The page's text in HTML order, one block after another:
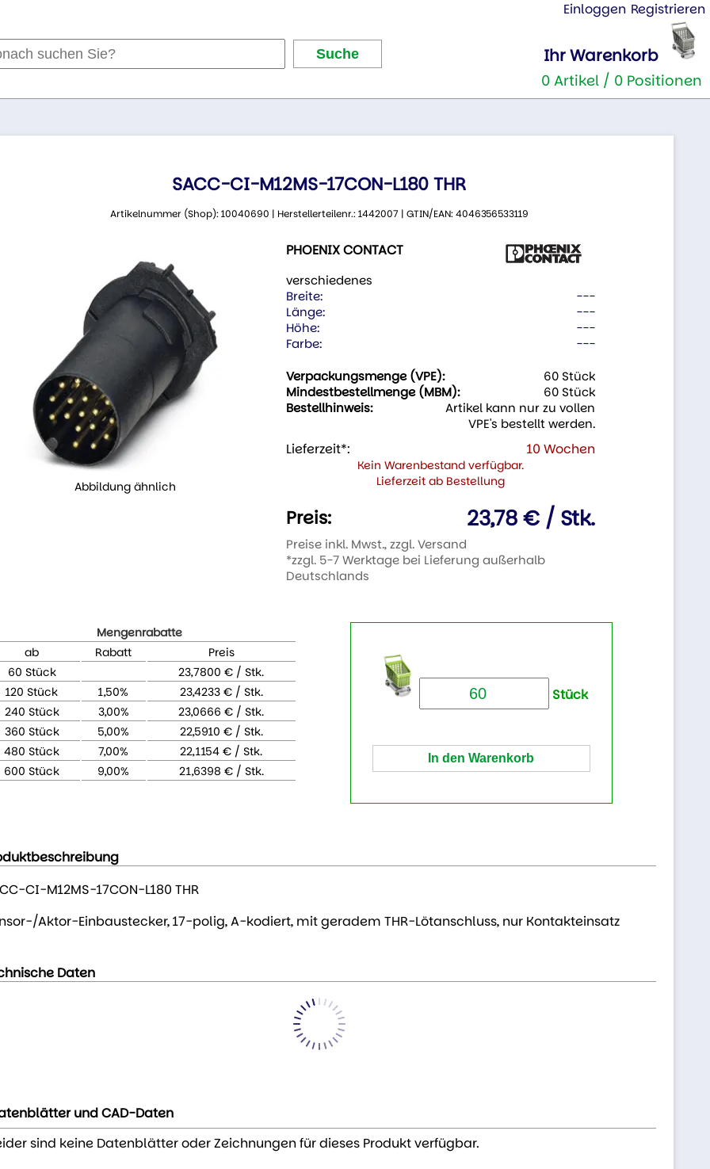
Einloggen Registrieren
Ihr Warenkorb
0 Artikel / 0 Positionen
SACC-CI-M12MS-17CON-L180 THR
Artikelnummer (Shop): 10040690 | Herstellerteilenr.: 1442007 | GTIN/EAN: 4046356533119
Abbildung ähnlich
PHOENIX CONTACT
verschiedenes
Breite:
---
Länge:
---
Höhe:
---
Farbe:
---
Verpackungsmenge (VPE):
60 Stück
Mindestbestellmenge (MBM):
60 Stück
Bestellhinweis:
Artikel kann nur zu vollen
VPE's bestellt werden.
Lieferzeit*: 10 Wochen
Kein Warenbestand verfügbar.
Lieferzeit ab Bestellung
Preis: 23,78 € / Stk.
Preise inkl. Mwst., zzgl. Versand
*zzgl. 5-7 Werktage bei Lieferung außerhalb
Deutschlands
Mengenrabatte
ab
Rabatt
Preis
60 Stück
23,7800 € / Stk.
120 Stück
1,50%
23,4233 € / Stk.
240 Stück
3,00%
23,0666 € / Stk.
360 Stück
5,00%
22,5910 € / Stk.
480 Stück
7,00%
22,1154 € / Stk.
600 Stück
9,00% 21,6398 € / Stk.
Stück
CI-M12MS-17CON-L180 THR
Aktor-Einbaustecker, 17-polig, A-kodiert, mit geradem THR-Lötanschluss, nur Kontakteinsatz
Daten
und CAD-Daten
sind keine Datenblätter oder Zeichnungen für dieses Produkt verfügbar.